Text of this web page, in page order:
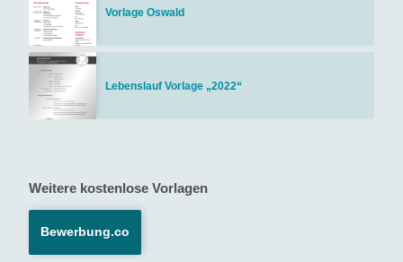
Vorlage Oswald
Lebenslauf Vorlage „2022“
Weitere kostenlose Vorlagen
Bewerbung.co